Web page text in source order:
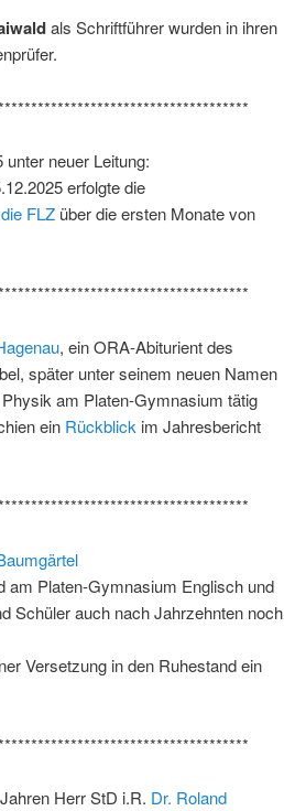
als Schriftführer wurden in ihren
neuer Leitung:
erfolgte die
FLZüber die ersten Monate von
, ein ORA-Abiturient des
später unter seinem neuen Namen
am Platen-Gymnasium tätig
ein Rückblick im Jahresbericht
am Platen-Gymnasium Englisch und
Schüler auch nach Jahrzehnten noch
Versetzung in den Ruhestand ein
Herr StD i.R. Dr. Roland